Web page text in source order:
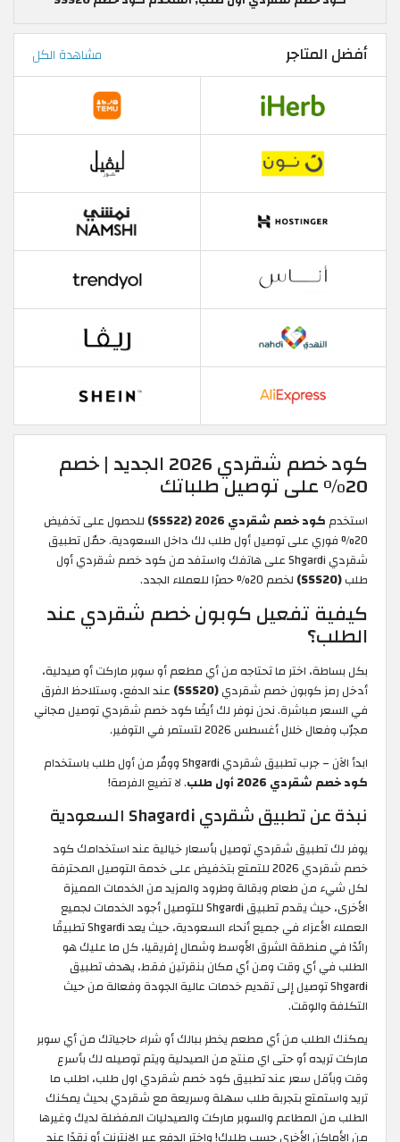
أفضل المتاجر مشاهدة الكل
كود خصم شقردي 2026 الجديد | خصم
20% على توصيل طلباتك
استخدم كود خصم شقردي 2026 (SSS22)
للحصول على تخفيض
20% فوري على توصيل أول طلب لك داخل السعودية. حمّل تطبيق
شقردي Shgardi على هاتفك واستفد من كود خصم شقردي أول
طلب(SSS20) لخصم 20% حصرًا للعملاء الجدد.
كيفية تفعيل كوبون خصم شقردي عند
الطلب؟
بكل بساطة، اختر ما تحتاجه من أي مطعم أو سوبر ماركت أو صيدلية،
أدخل رمز كوبون خصم شقردي(SSS20)
عند الدفع، وستلاحظ الفرق
في السعر مباشرة. نحن نوفر لك أيضًا كود خصم شقردي توصيل مجاني
مجرّب وفعال خلال أغسطس 2026 لتستمر في التوفير.
ابدأ الآن – جرب تطبيق شقردي Shgardi ووفّر من أول طلب باستخدام
كود خصم شقردي 2026 أول طلب
. لا تضيع الفرصة!
نبذة عن تطبيق شقردي Shagardi السعودية
يوفر لك تطبيق شقردي توصيل بأسعار خيالية عند استخدامك كود
خصم شقردي 2026 للتمتع بتخفيض على خدمة التوصيل المحترفة
لكل شيء من طعام وبقالة وطرود والمزيد من الخدمات المميزة
الأخرى، حيث يقدم تطبيق Shgardi للتوصيل أجود الخدمات لجميع
العملاء الأعزاء في جميع أنحاء السعودية، حيث يعد Shgardi تطبيقًا
رائدًا في منطقة الشرق الأوسط وشمال إفريقيا، كل ما عليك هو
الطلب في أي وقت ومن أي مكان بنقرتين فقط، يهدف تطبيق
Shgardi توصيل إلى تقديم خدمات عالية الجودة وفعالة من حيث
التكلفة والوقت.
يمكنك الطلب من أي مطعم يخطر ببالك أو شراء حاجياتك من أي سوبر
ماركت تريده أو حتى اي منتج من الصيدلية ويتم توصيله لك بأسرع
وقت وبأقل سعر عند تطبيق كود خصم شقردي اول طلب، اطلب ما
تريد واستمتع بتجربة طلب سهلة وسريعة مع شقردي بحيث يمكنك
الطلب من المطاعم والسوبر ماركت والصيدليات المفضلة لديك وغيرها
من الأماكن الأخرى حسب طلبك! واختر الدفع عبر الإنترنت أو نقدًا عند